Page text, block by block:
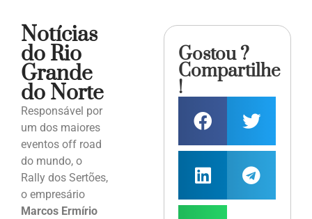
Notícias
do Rio
Grande
do Norte
Responsável por
um dos maiores
eventos off road
do mundo, o
Rally dos Sertões,
o empresário
Marcos Ermírio
Gostou ?
Compartilhe
!